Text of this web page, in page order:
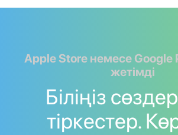
Apple Store немесе Google
жетімді
Біліңіз
тіркестер.